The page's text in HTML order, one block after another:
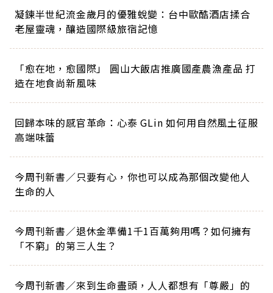
凝鍊半世紀流金歲月的優雅蛻變：台中歐酷酒店揉合
老屋靈魂，釀造國際級旅宿記憶
「愈在地，愈國際」 圓山大飯店推廣國產農漁產品 打
造在地食尚新風味
回歸本味的感官革命：心泰 GLin 如何用自然風土征服
高端味蕾
今周刊新書／只要有心，你也可以成為那個改變他人
生命的人
今周刊新書／退休金準備1千1百萬夠用嗎？如何擁有
「不窮」的第三人生？
今周刊新書／來到生命盡頭，人人都想有「尊嚴」的